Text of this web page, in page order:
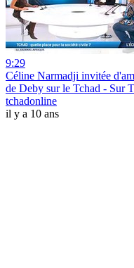
9:29
Céline Narmadji invitée
de Deby sur le Tchad - Sur
tchadonline
il y a 10 ans